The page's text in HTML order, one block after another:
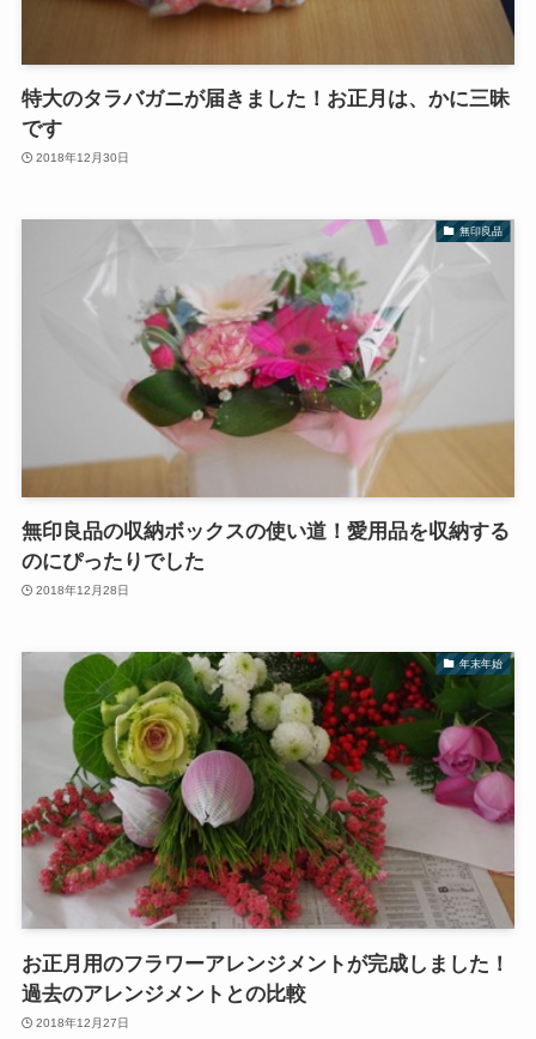
特大のタラバガニが届きました！お正月は、かに三昧
です
2018年12月30日
無印良品
無印良品の収納ボックスの使い道！愛用品を収納する
のにぴったりでした
2018年12月28日
年末年始
お正月用のフラワーアレンジメントが完成しました！
過去のアレンジメントとの比較
2018年12月27日